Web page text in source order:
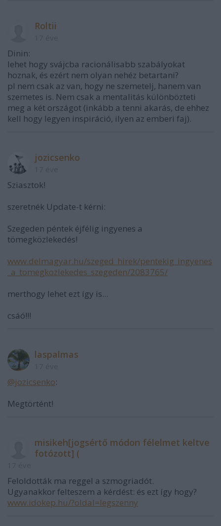
Roltii
Dinin:
lehet hogy svájcba racionálisabb szabályokat
hoznak, és ezért nem olyan nehéz betartani?
pl nem csak az van, hogy ne szemetelj, hanem van
szemetes is. Nem csak a mentalitás különbözteti
meg a két országot (inkább a tenni akarás, de ehhez
kell hogy legyen inspiráció, ilyen az emberi faj).
jozicsenko
Sziasztok!
szeretnék Update-t kérni:
Szegeden péntek éjfélig ingyenes a
tömegközlekedés!
www.delmagyar.hu/szeged_hirek/pentekig_ingyenes
_a_tomegkozlekedes_szegeden/2083765/
merthogy lehet ezt így is...
csáó!!!
laspalmas
@jozicsenko:
Megtörtént!
misikeh[jogsértő módon félelmet keltve
fotózott] (
Feloldották ma reggel a szmogriadót.
Ugyanakkor felteszem a kérdést: és ezt így hogy?
www.idokep.hu/?oldal=legszenny